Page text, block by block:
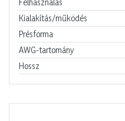
Felhasználás
Kialakítás/működés
Présforma
AWG-tartomány
Hossz